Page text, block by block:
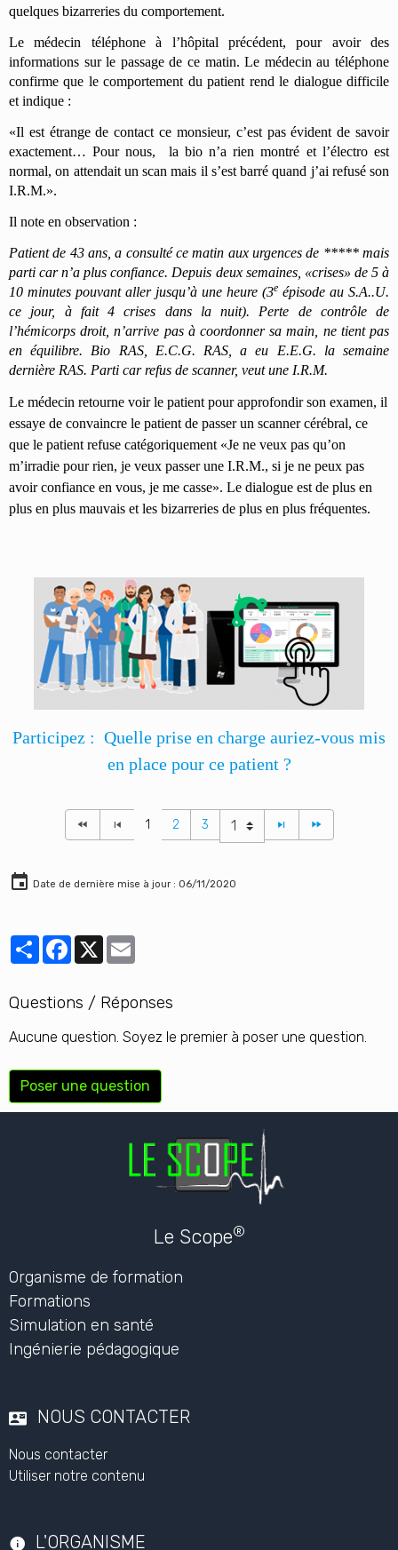
quelques bizarreries du comportement.
Le médecin téléphone à l’hôpital précédent, pour avoir des
informations sur le passage de ce matin. Le médecin au téléphone
confirme que le comportement du patient rend le dialogue difficile
et indique :
«Il est étrange de contact ce monsieur, c’est pas évident de savoir
exactement… Pour nous, la bio n’a rien montré et l’électro est
normal, on attendait un scan mais il s’est barré quand j’ai refusé son
I.R.M.».
Il note en observation :
Patient de 43 ans, a consulté ce matin aux urgences de ***** mais
parti car n’a plus confiance. Depuis deux semaines, «crises» de 5 à
10 minutes pouvant aller jusqu’à une heure (3e épisode au S.A..U.
ce jour, à fait 4 crises dans la nuit). Perte de contrôle de
l’hémicorps droit, n’arrive pas à coordonner sa main, ne tient pas
en équilibre. Bio RAS, E.C.G. RAS, a eu E.E.G. la semaine
dernière RAS. Parti car refus de scanner, veut une I.R.M.
Le médecin retourne voir le patient pour approfondir son examen, il
essaye de convaincre le patient de passer un scanner cérébral, ce
que le patient refuse catégoriquement «Je ne veux pas qu’on
m’irradie pour rien, je veux passer une I.R.M., si je ne peux pas
avoir confiance en vous, je me casse». Le dialogue est de plus en
plus en plus mauvais et les bizarreries de plus en plus fréquentes.
Participez : Quelle prise en charge auriez-vous mis
en place pour ce patient ?
1 2 3
Date de dernière mise à jour : 06/11/2020
PartagerFacebook
X
Questions / Réponses
Aucune question. Soyez le premier à poser une question.
Poser une question
Le Scope®
Organisme de formation
Formations
Simulation en santé
Ingénierie pédagogique
NOUS CONTACTER
Nous contacter
Utiliser notre contenu
L'ORGANISME